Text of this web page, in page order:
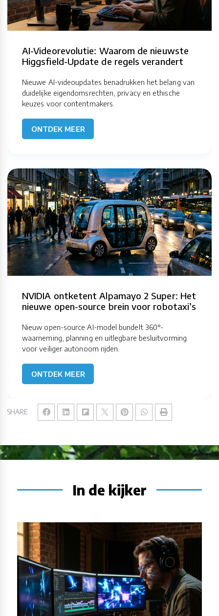
SHARE
AI-Videorevolutie: Waarom de nieuwste
Higgsfield-Update de regels verandert
Nieuwe AI-videoupdates benadrukken het belang van
duidelijke eigendomsrechten, privacy en ethische
keuzes voor contentmakers.
ONTDEK MEER
NVIDIA ontketent Alpamayo 2 Super: Het
nieuwe open-source brein voor robotaxi’s
Nieuw open-source AI-model bundelt 360°-
waarneming, planning en uitlegbare besluitvorming
voor veiliger autonoom rijden.
ONTDEK MEER
In de kijker